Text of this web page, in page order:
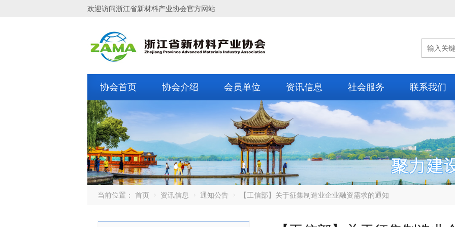
欢迎访问浙江省新材料产业协会官方网站
协会首页 协会介绍 会员单位 资讯信息 社会服务 联系我们
当前位置： 首页 资讯信息 通知公告 【工信部】关于征集制造业企业融资需求的通知